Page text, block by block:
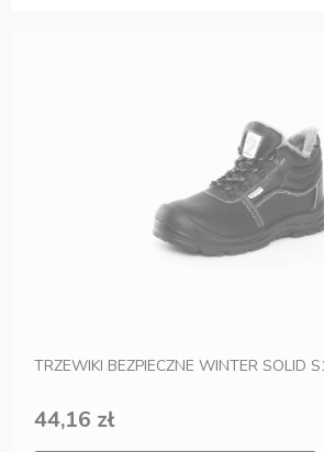
TRZEWIKI BEZPIECZNE WINTER SOLID
44,16 zł